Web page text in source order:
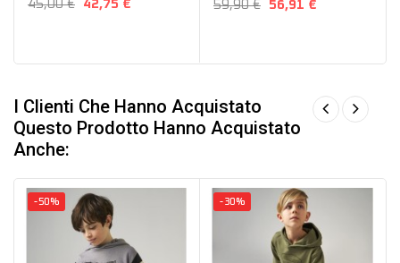
45,00 € 42,75 € 59,90 € 56,91 €
I Clienti Che Hanno Acquistato
Questo Prodotto Hanno Acquistato
Anche:
-50% -30%